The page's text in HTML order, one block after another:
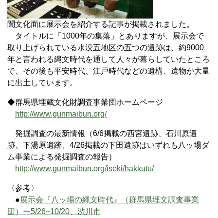
聞文化面に展示会を紹介する記事が掲載されました。
タイトルに「1000年の集落」とありますが、展示会で
取り上げられている水没五地区の五つの遺跡は、約9000
年と言われる縄文時代を通して人々が暮らしていたところ
で、その後も平安時代、江戸時代などの遺構、遺物が大量
に出土しています。
◆群馬県埋蔵文化財調査事業団ホームページ
http://www.gunmaibun.org/
発掘調査の最新情報（6/6掲載の西宮遺跡、石川原遺
跡、下湯原遺跡、4/26掲載の下田遺跡はいずれも八ッ場ダ
ム事業による発掘調査の報告）
http://www.gunmaibun.org/iseki/hakkutu/
〈参考〉
●展示会『八ッ場の縄文時代』（群馬県埋文調査事業
団）ー5/26~10/20、渋川市